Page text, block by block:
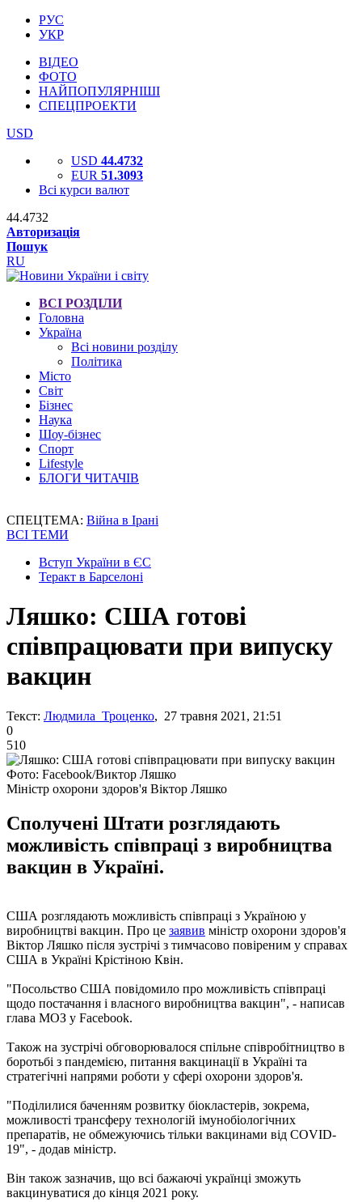
РУС
УКР
ВІДЕО
ФОТО
НАЙПОПУЛЯРНІШІ
СПЕЦПРОЕКТИ
USD
USD 44.4732
EUR 51.3093
Всі курси валют
44.4732
Авторизація
Пошук
RU
ВСІ РОЗДІЛИ
Головна
Україна
Всі новини розділу
Політика
Місто
Світ
Бізнес
Наука
Шоу-бізнес
Спорт
Lifestyle
БЛОГИ ЧИТАЧІВ
СПЕЦТЕМА: Війна в Ірані
ВСІ ТЕМИ
Вступ України в ЄС
Теракт в Барселоні
Ляшко: США готові
співпрацювати при випуску
вакцин
Текст: Людмила Троценко, 27 травня 2021, 21:51
0
510
Фото: Facebook/Виктор Ляшко
Міністр охорони здоров'я Віктор Ляшко
Сполучені Штати розглядають
можливість співпраці з виробництва
вакцин в Україні.
США розглядають можливість співпраці з Україною у
виробництві вакцин. Про це заявив міністр охорони здоров'я
Віктор Ляшко після зустрічі з тимчасово повіреним у справах
США в Україні Крістіною Квін.
"Посольство США повідомило про можливість співпраці
щодо постачання і власного виробництва вакцин", - написав
глава МОЗ у Facebook.
Також на зустрічі обговорювалося спільне співробітництво в
боротьбі з пандемією, питання вакцинації в Україні та
стратегічні напрями роботи у сфері охорони здоров'я.
"Поділилися баченням розвитку біокластерів, зокрема,
можливості трансферу технологій імунобіологічних
препаратів, не обмежуючись тільки вакцинами від COVID-
19", - додав міністр.
Він також зазначив, що всі бажаючі українці зможуть
вакцинуватися до кінця 2021 року.